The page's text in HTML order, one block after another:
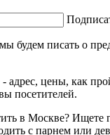
будем писать о
- адрес, цены, как
посетителей.
в Москве? Ищете
с парнем или